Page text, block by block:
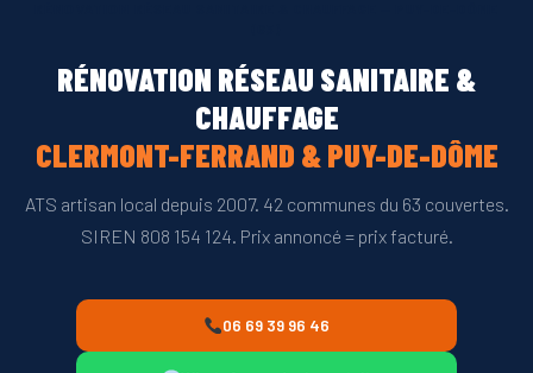
RÉNOVATION RÉSEAU SANITAIRE &
CHAUFFAGE
CLERMONT-FERRAND & PUY-DE-DÔME
ATS artisan local depuis 2007. 42 communes du 63 couvertes.
SIREN 808 154 124. Prix annoncé = prix facturé.
06 69 39 96 46